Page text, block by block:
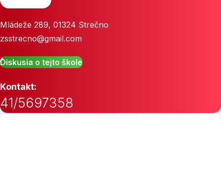
Mládeže 289, 01324 Strečno
zsstrecno@gmail.com
Diskusia o tejto škole
Kontakt:
41/5697358